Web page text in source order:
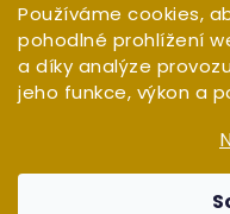
Používáme cookies,
pohodlné prohlížení
a díky analýze
jeho funkce, výkon a
PŘIHLÁSIT SE